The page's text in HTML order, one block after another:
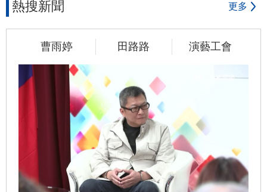
熱搜新聞 更多
曹雨婷 田路路 演藝工會